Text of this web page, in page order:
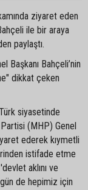
ziyaret eden
ile bir araya
paylaştı.
Başkanı Bahçeli’nin
dikkat çeken
siyasetinde
(MHP) Genel
ederek kıymetli
istifade etme
aklını ve
de hepimiz için